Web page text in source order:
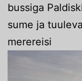
bussiga
sume ja
merereisi